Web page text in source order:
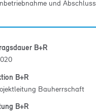
und Abschluss.
B+R
B+R
Bauherrschaft
B+R